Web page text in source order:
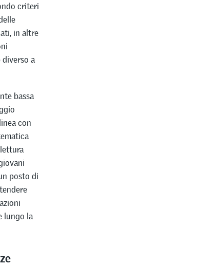
criteri
in altre
a
bassa
con
posto di
lungo la